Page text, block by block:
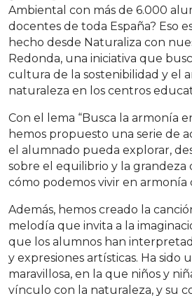
Ambiental con más de 6.000
docentes de toda España? Eso
hecho desde Naturaliza con
Redonda, una iniciativa que
cultura de la sostenibilidad y el
naturaleza en los centros
Con el lema “Busca la armonía
hemos propuesto una serie de
el alumnado pueda explorar,
sobre el equilibrio y la grandeza
cómo podemos vivir en armonía
Además, hemos creado la
melodía que invita a la
que los alumnos han
y expresiones artísticas. Ha sido
maravillosa, en la que niños y
vínculo con la naturaleza, y su